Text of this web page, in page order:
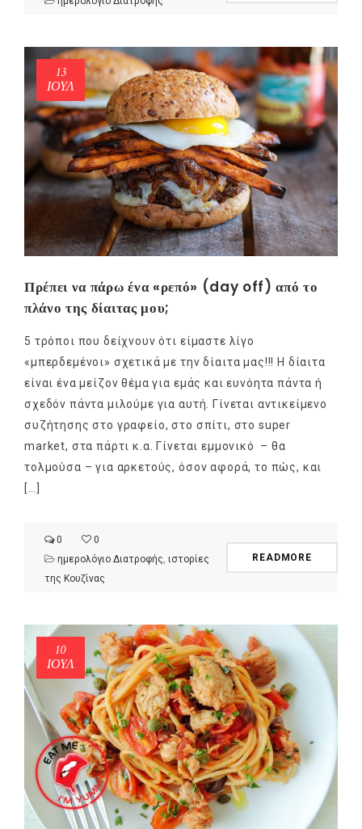
13
ΙΟΎΛ
Πρέπει να πάρω ένα «ρεπό» (day off) από το
πλάνο της δίαιτας μου;
5 τρόποι που δείχνουν ότι είμαστε λίγο
«μπερδεμένοι» σχετικά με την δίαιτα μας!!! Η δίαιτα
είναι ένα μείζον θέμα για εμάς και ευνόητα πάντα ή
σχεδόν πάντα μιλούμε για αυτή. Γίνεται αντικείμενο
συζήτησης στο γραφείο, στο σπίτι, στο super
market, στα πάρτι κ.α. Γίνεται εμμονικό – θα
τολμούσα – για αρκετούς, όσον αφορά, το πώς, και
[…]
0
0
ημερολόγιο Διατροφής, ιστορίες
της Κουζίνας
READMORE
10
ΙΟΎΛ
NEWSLETTER
Get ti
mel
y updates
fro
m
your favorite
products